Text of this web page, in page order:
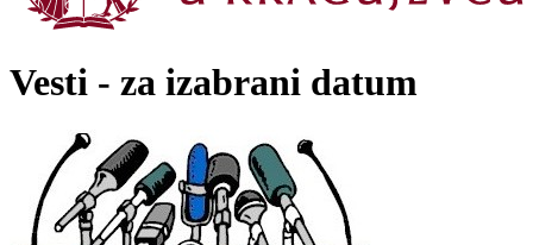
Vesti - za izabrani datum